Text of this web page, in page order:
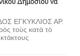
Δημοσίου νὰ
ΕΓΚΥΚΛΙΟΣ ΑΡ.
τοὺς κατὰ τὸ